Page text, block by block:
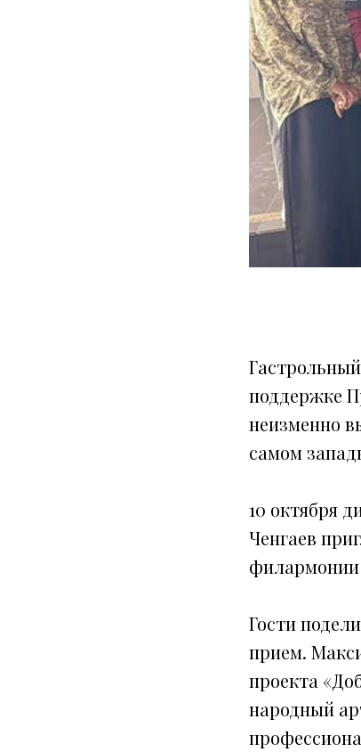
поддержке
неизменно
самом
10 октября
Ченгаев
филармонии
Гости
прием.
проекта
народный